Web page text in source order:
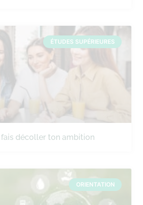
ÉTUDES SUPÉRIEURES
fais décoller ton ambition
ORIENTATION